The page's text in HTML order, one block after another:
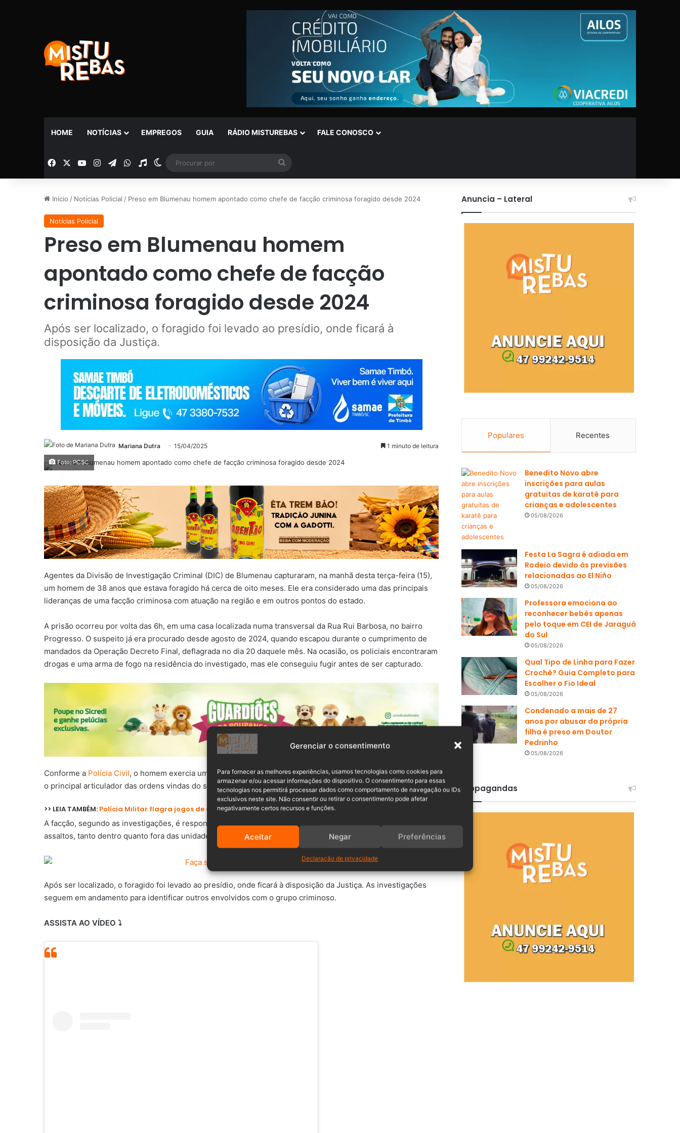
Gerenciar o consentimento
Para fornecer as melhores experiências, usamos tecnologias como cookies para
armazenar e/ou acessar informações do dispositivo. O consentimento para essas
tecnologias nos permitirá processar dados como comportamento de navegação ou IDs
exclusivos neste site. Não consentir ou retirar o consentimento pode afetar
negativamente certos recursos e funções.
Aceitar Negar Preferências
Declaração de privacidade
HOME NOTÍCIAS EMPREGOS GUIA RÁDIO MISTUREBAS FALE CONOSCO
Facebook YouTubeInstagramTelegramWhatsApp
Rádio Switch skin
por
Início / Notícias Policial / Preso em Blumenau homem apontado como chefe de facção criminosa foragido desde 2024
Notícias Policial
Preso em Blumenau homem
apontado como chefe de facção
criminosa foragido desde 2024
Após ser localizado, o foragido foi levado ao presídio, onde ficará à
disposição da Justiça.
Mariana Dutra 15/04/2025 1 minuto de leitura
Foto: PCSC
Agentes da Divisão de Investigação Criminal (DIC) de Blumenau capturaram, na manhã desta terça-feira (15),
um homem de 38 anos que estava foragido há cerca de oito meses. Ele era considerado uma das principais
lideranças de uma facção criminosa com atuação na região e em outros pontos do estado.
A prisão ocorreu por volta das 6h, em uma casa localizada numa transversal da Rua Rui Barbosa, no bairro
Progresso. O suspeito já era procurado desde agosto de 2024, quando escapou durante o cumprimento de
mandados da Operação Decreto Final, deflagrada no dia 20 daquele mês. Na ocasião, os policiais encontraram
drogas e uma arma de fogo na residência do investigado, mas ele conseguiu fugir antes de ser capturado.
Conforme a Polícia Civil, o homem exercia uma posição de comando dentro da organização criminosa, sendo
o principal articulador das ordens vindas do sistema prisional.
>> LEIA TAMBÉM: Polícia Militar flagra jogos de azar em dois bairros de Blumenau na mesma tarde
A facção, segundo as investigações, é responsável por crimes como tráfico de entorpecentes, assassinatos e
assaltos, tanto dentro quanto fora das unidades prisionais.
Após ser localizado, o foragido foi levado ao presídio, onde ficará à disposição da Justiça. As investigações
seguem em andamento para identificar outros envolvidos com o grupo criminoso.
ASSISTA AO VÍDEO ⤵️
Anuncia – Lateral
Populares Recentes
Benedito Novo abre
inscrições para aulas
gratuitas de karatê para
crianças e adolescentes
05/08/2026
Festa La Sagra é adiada em
Rodeio devido às previsões
relacionadas ao El Niño
05/08/2026
Professora emociona ao
reconhecer bebês apenas
pelo toque em CEI de Jaraguá
do Sul
05/08/2026
Qual Tipo de Linha para Fazer
Crochê? Guia Completo para
Escolher o Fio Ideal
05/08/2026
Condenado a mais de 27
anos por abusar da própria
filha é preso em Doutor
Pedrinho
05/08/2026
Propagandas